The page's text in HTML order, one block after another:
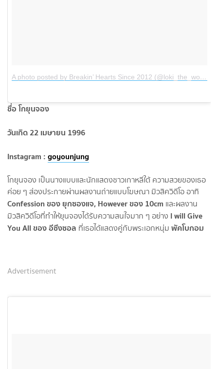
A photo posted by Breakin’ Hearts Since 2012 (@loki_the_wolfdog)
ชื่อ โกยุนจอง
วันเกิด 22 เมษายน 1996
Instagram :goyounjung
โกยุนจอง เป็นนางแบบและนักแสดงชาวเกาหลีใต้ ความสวยของเธอ
ค่อย ๆ ส่องประกายผ่านผลงานถ่ายแบบโฆษณา มิวสิควิดีโอ อาทิ
Confession ของ ยุกซองแจ, However ของ 10cm และผลงาน
มิวสิควิดีโอที่ทำให้ยุนจองได้รับความสนใจมาก ๆ อย่าง I will Give
You All ของ อีซึงซอล ที่เธอได้แสดงคู่กับพระเอกหนุ่ม พัคโบกอม
Advertisement